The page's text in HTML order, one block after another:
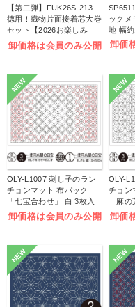
【第二弾】FUK26S-213
徳用！織物片面接着芯大巻
セット【2026お楽しみ
袋】(袋)
卸価格は会員のみ公開
ックメ
地 幅
卸価
NEW
OLY-L1007 刺し子のラン
チョンマット 布パック
「七宝合わせ」 白 3枚入
(袋)
卸価格は会員のみ公開
NEW
OLY-
チョン
「麻
入 (袋)
卸価
NEW NEW